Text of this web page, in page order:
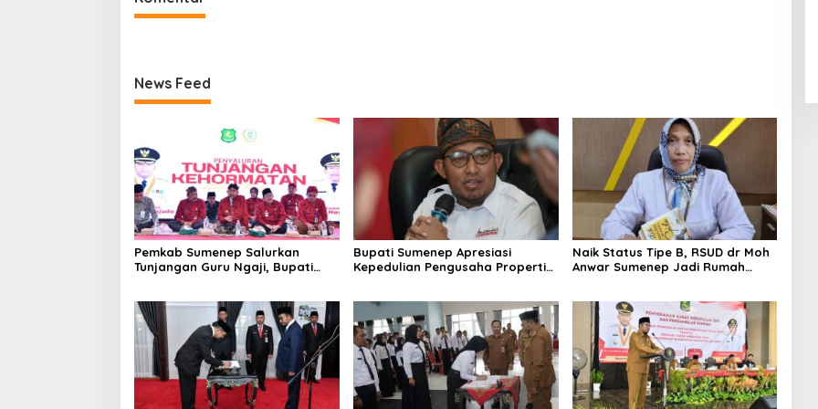
News Feed
Pemkab Sumenep Salurkan
Tunjangan Guru Ngaji, Bupati
Generasi
Bupati Sumenep Apresiasi
Kepedulian Pengusaha Properti
Naik Status Tipe B, RSUD dr Moh
Anwar Sumenep Jadi Rumah